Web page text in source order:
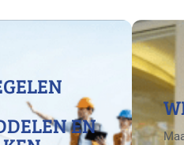
EN